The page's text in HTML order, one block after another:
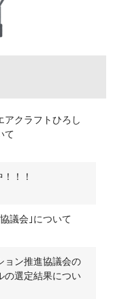
アクラフトひろし
て
！！
議会｣について
ョン推進協議会の
の選定結果につい